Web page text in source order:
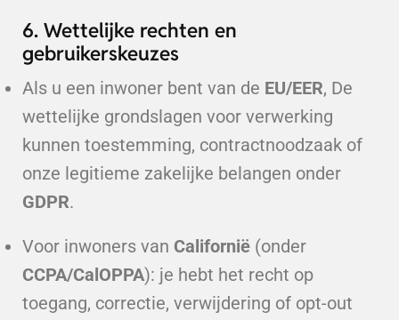
6. Wettelijke rechten en
gebruikerskeuzes
Als u een inwoner bent van de EU/EER, De
wettelijke grondslagen voor verwerking
kunnen toestemming, contractnoodzaak of
onze legitieme zakelijke belangen onder
GDPR.
Voor inwoners van Californië (onder
CCPA/CalOPPA): je hebt het recht op
toegang, correctie, verwijdering of opt-out